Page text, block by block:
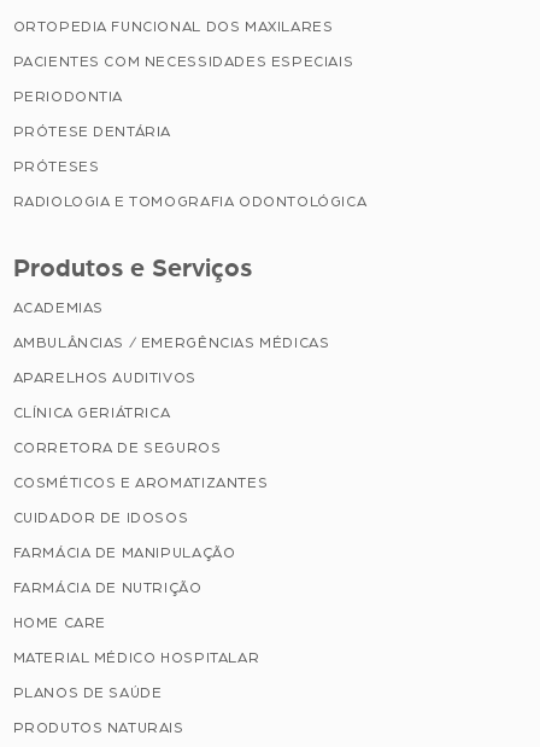
ORTOPEDIA FUNCIONAL DOS MAXILARES
PACIENTES COM NECESSIDADES ESPECIAIS
PERIODONTIA
PRÓTESE DENTÁRIA
PRÓTESES
RADIOLOGIA E TOMOGRAFIA ODONTOLÓGICA
Produtos e Serviços
ACADEMIAS
AMBULÂNCIAS / EMERGÊNCIAS MÉDICAS
APARELHOS AUDITIVOS
CLÍNICA GERIÁTRICA
CORRETORA DE SEGUROS
COSMÉTICOS E AROMATIZANTES
CUIDADOR DE IDOSOS
FARMÁCIA DE MANIPULAÇÃO
FARMÁCIA DE NUTRIÇÃO
HOME CARE
MATERIAL MÉDICO HOSPITALAR
PLANOS DE SAÚDE
PRODUTOS NATURAIS